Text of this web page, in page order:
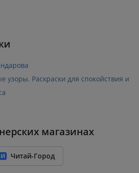
узоры. Раскраски для спокойствия и
3
12+
магазинах
Читай-Город